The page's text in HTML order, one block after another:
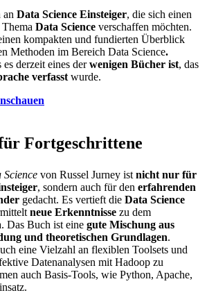
an Data Science Einsteiger, die sich einen
Data Science verschaffen möchten.
kompakten und fundierten Überblick
Methoden im Bereich Data Science.
derzeit eines derwenigen Bücher ist, das
verfasst wurde.
Fortgeschrittene
von Russel Jurney ist nicht nur für
, sondern auch für den erfahrenden
gedacht. Es vertieft die Data Science
neue Erkenntnisse zu dem
Das Buch ist eine gute Mischung aus
und theoretischen Grundlagen.
eine Vielzahl an flexiblen Toolsets und
Datenanalysen mit Hadoop zu
auch Basis-Tools, wie Python, Apache,